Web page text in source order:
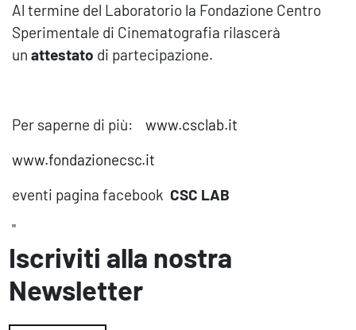
Al termine del Laboratorio la Fondazione Centro
Sperimentale di Cinematografia rilascerà
un attestato di partecipazione.
Per saperne di più:
www.csclab.it
www.fondazionecsc.it
eventi pagina facebook CSC LAB
"
Iscriviti alla nostra
Newsletter